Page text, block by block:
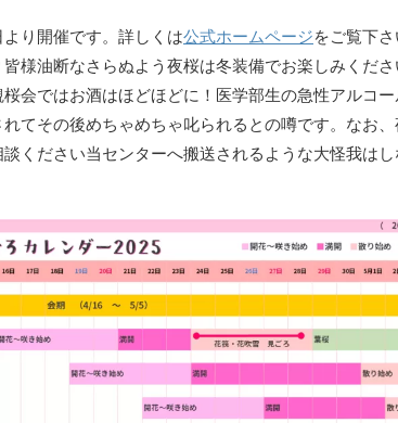
り開催です。詳しくは公式ホームページをご覧下
様油断なさらぬよう夜桜は冬装備でお楽しみくだ
会ではお酒はほどほどに！医学部生の急性アルコ
てその後めちゃめちゃ叱られるとの噂です。なお
ください当センターへ搬送されるような大怪我は